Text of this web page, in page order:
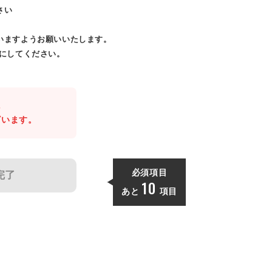
い
すようお願いいたします。
してください。
ます。
了 必須項目
あと 10 項目